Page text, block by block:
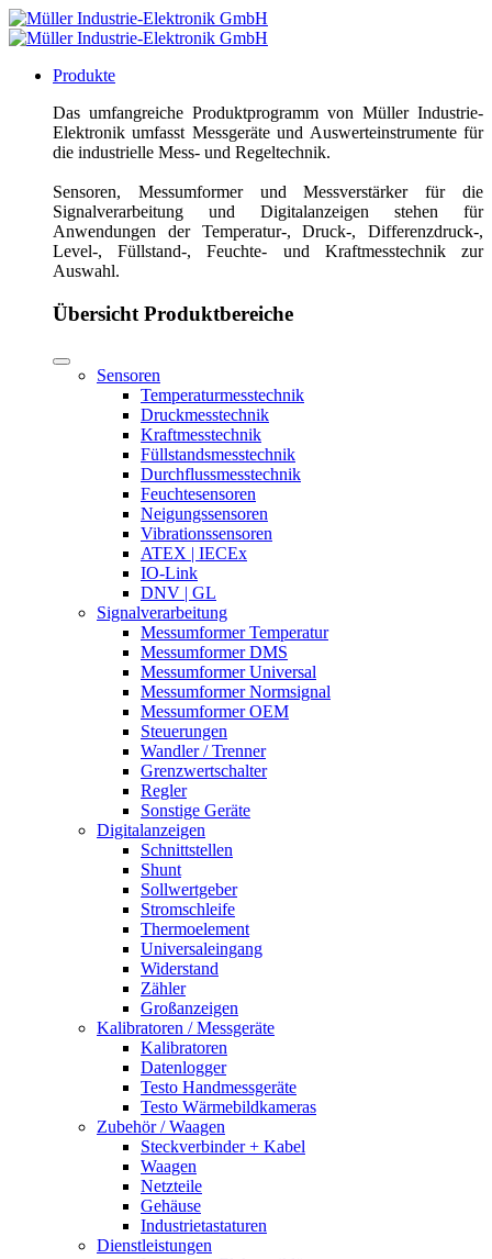
Produkte
Das umfangreiche Produktprogramm von Müller Industrie-
Elektronik umfasst Messgeräte und Auswerteinstrumente für
die industrielle Mess- und Regeltechnik.
Sensoren, Messumformer und Messverstärker für die
Signalverarbeitung und Digitalanzeigen stehen für
Anwendungen der Temperatur-, Druck-, Differenzdruck-,
Level-, Füllstand-, Feuchte- und Kraftmesstechnik zur
Auswahl.
Übersicht Produktbereiche
Sensoren
Temperaturmesstechnik
Druckmesstechnik
Kraftmesstechnik
Füllstandsmesstechnik
Durchflussmesstechnik
Feuchtesensoren
Neigungssensoren
Vibrationssensoren
ATEX | IECEx
IO-Link
DNV | GL
Signalverarbeitung
Messumformer Temperatur
Messumformer DMS
Messumformer Universal
Messumformer Normsignal
Messumformer OEM
Steuerungen
Wandler / Trenner
Grenzwertschalter
Regler
Sonstige Geräte
Digitalanzeigen
Schnittstellen
Shunt
Sollwertgeber
Stromschleife
Thermoelement
Universaleingang
Widerstand
Zähler
Großanzeigen
Kalibratoren / Messgeräte
Kalibratoren
Datenlogger
Testo Handmessgeräte
Testo Wärmebildkameras
Zubehör / Waagen
Steckverbinder + Kabel
Waagen
Netzteile
Gehäuse
Industrietastaturen
Dienstleistungen